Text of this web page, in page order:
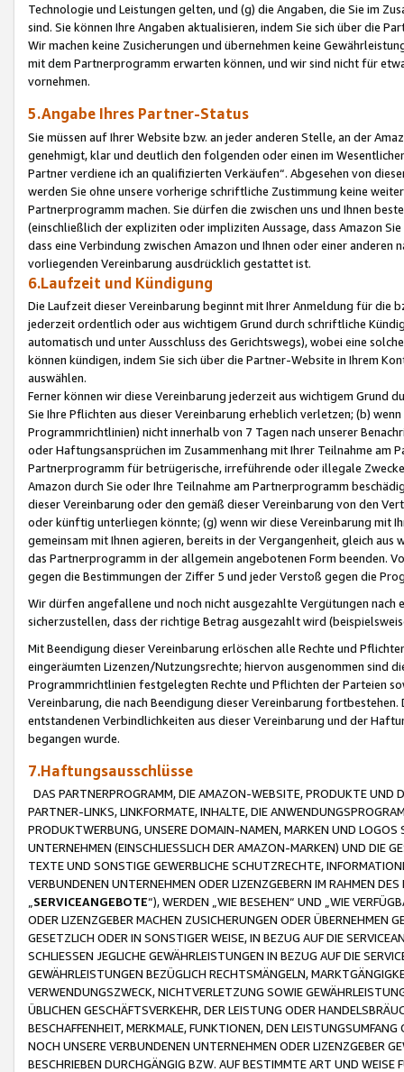
Technologie und Leistungen gelten, und (g) die Angaben, die Sie im
sind. Sie können Ihre Angaben aktualisieren, indem Sie sich über die
Wir machen keine Zusicherungen und übernehmen keine
mit dem Partnerprogramm erwarten können, und wir sind nicht für
vornehmen.
5.Angabe Ihres Partner-Status
Sie müssen auf Ihrer Website bzw. an jeder anderen Stelle, an der
genehmigt, klar und deutlich den folgenden oder einen im
Partner verdiene ich an qualifizierten Verkäufen“. Abgesehen von
werden Sie ohne unsere vorherige schriftliche Zustimmung keine
Partnerprogramm machen. Sie dürfen die zwischen uns und Ihnen
(einschließlich der expliziten oder impliziten Aussage, dass Amazon
dass eine Verbindung zwischen Amazon und Ihnen oder einer
vorliegenden Vereinbarung ausdrücklich gestattet ist.
6.Laufzeit und Kündigung
Die Laufzeit dieser Vereinbarung beginnt mit Ihrer Anmeldung für die
jederzeit ordentlich oder aus wichtigem Grund durch schriftliche
automatisch und unter Ausschluss des Gerichtswegs), wobei eine
können kündigen, indem Sie sich über die Partner-Website in Ihrem
auswählen.
Ferner können wir diese Vereinbarung jederzeit aus wichtigem Grund
Sie Ihre Pflichten aus dieser Vereinbarung erheblich verletzen; (b)
Programmrichtlinien) nicht innerhalb von 7 Tagen nach unserer
oder Haftungsansprüchen im Zusammenhang mit Ihrer Teilnahme am
Partnerprogramm für betrügerische, irreführende oder illegale
Amazon durch Sie oder Ihre Teilnahme am Partnerprogramm
dieser Vereinbarung oder den gemäß dieser Vereinbarung von den
oder künftig unterliegen könnte; (g) wenn wir diese Vereinbarung mit
gemeinsam mit Ihnen agieren, bereits in der Vergangenheit, gleich
das Partnerprogramm in der allgemein angebotenen Form beenden.
gegen die Bestimmungen der Ziffer 5 und jeder Verstoß gegen die
Wir dürfen angefallene und noch nicht ausgezahlte Vergütungen
sicherzustellen, dass der richtige Betrag ausgezahlt wird
Mit Beendigung dieser Vereinbarung erlöschen alle Rechte und
eingeräumten Lizenzen/Nutzungsrechte; hiervon ausgenommen sind
Programmrichtlinien festgelegten Rechte und Pflichten der Parteien
Vereinbarung, die nach Beendigung dieser Vereinbarung
entstandenen Verbindlichkeiten aus dieser Vereinbarung und der
begangen wurde.
7.Haftungsausschlüsse
DAS PARTNERPROGRAMM, DIE AMAZON-WEBSITE, PRODUKTE UND
PARTNER-LINKS, LINKFORMATE, INHALTE, DIE
PRODUKTWERBUNG, UNSERE DOMAIN-NAMEN, MARKEN UND
UNTERNEHMEN (EINSCHLIESSLICH DER AMAZON-MARKEN) UND DIE
TEXTE UND SONSTIGE GEWERBLICHE SCHUTZRECHTE,
VERBUNDENEN UNTERNEHMEN ODER LIZENZGEBERN IM RAHMEN
SERVICEANGEBOTE“), WERDEN „WIE BESEHEN“ UND „WIE
ODER LIZENZGEBER MACHEN ZUSICHERUNGEN ODER ÜBERNEHMEN
GESETZLICH ODER IN SONSTIGER WEISE, IN BEZUG AUF DIE
SCHLIESSEN JEGLICHE GEWÄHRLEISTUNGEN IN BEZUG AUF DIE
GEWÄHRLEISTUNGEN BEZÜGLICH RECHTSMÄNGELN,
VERWENDUNGSZWECK, NICHTVERLETZUNG SOWIE
ÜBLICHEN GESCHÄFTSVERKEHR, DER LEISTUNG ODER
BESCHAFFENHEIT, MERKMALE, FUNKTIONEN, DEN
NOCH UNSERE VERBUNDENEN UNTERNEHMEN ODER LIZENZGEBER
BESCHRIEBEN DURCHGÄNGIG BZW. AUF BESTIMMTE ART UND